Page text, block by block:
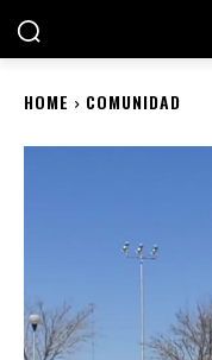
HOME COMUNIDAD